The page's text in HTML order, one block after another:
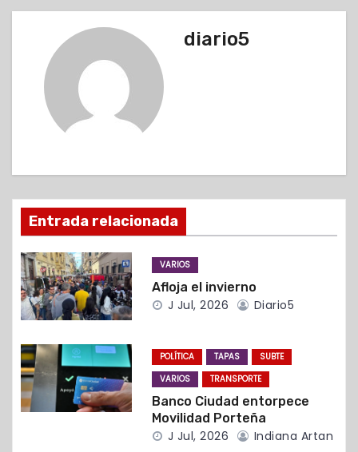
v
i
ó
n
d
e
e
n
t
diario5
Entrada relacionada
VARIOS
Afloja el invierno
J Jul, 2026 Diario5
POLÍTICA TAPAS
SUBTE
VARIOS
TRANSPORTE
Banco Ciudad entorpece
Movilidad Porteña
J Jul, 2026 Indiana Artan